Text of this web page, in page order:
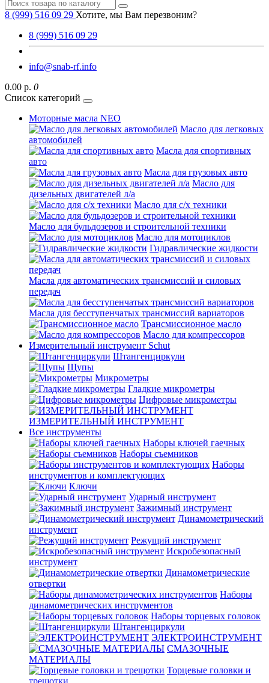
8 (999) 516 09 29 Хотите, мы Вам перезвоним?
8 (999) 516 09 29
info@snab-rf.info
0.00 р. 0
Список категорий
Моторные масла NEO
Масло для легковых
автомобилей
Масла для спортивных
авто
Масла для грузовых авто
Масло для
дизельных двигателей л/а
Масло для с/х техники
Масло для бульдозеров и строительной техники
Масло для мотоциклов
Гидравлические жидкости
Масла для автоматических трансмиссий и силовых
передач
Масла для бесступенчатых трансмиссий вариаторов
Трансмиссионное масло
Масло для компрессоров
Измерительный инструмент Schut
Штангенциркули
Щупы
Микрометры
Гладкие микрометры
Цифровые микрометры
ИЗМЕРИТЕЛЬНЫЙ ИНСТРУМЕНТ
Все инструменты
Наборы ключей гаечных
Наборы съемников
Наборы
инструментов и комплектующих
Ключи
Ударный инструмент
Зажимный инструмент
Динамометрический
инструмент
Режущий инструмент
Искробезопасный
инструмент
Динамометрические
отвертки
Наборы
динамометрических инструментов
Наборы торцевых головок
Штангенциркули
ЭЛЕКТРОИНСТРУМЕНТ
СМАЗОЧНЫЕ
МАТЕРИАЛЫ
Торцевые головки и
трещотки